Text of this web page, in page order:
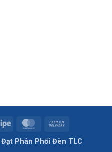
Stripe MasterCard
Delivery
Phân Phối Đèn TLC